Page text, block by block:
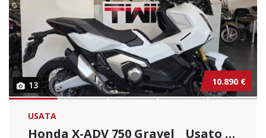
13 10.890 €
USATA
Honda X-ADV 750 Gravel _ Usato Permutabile.....